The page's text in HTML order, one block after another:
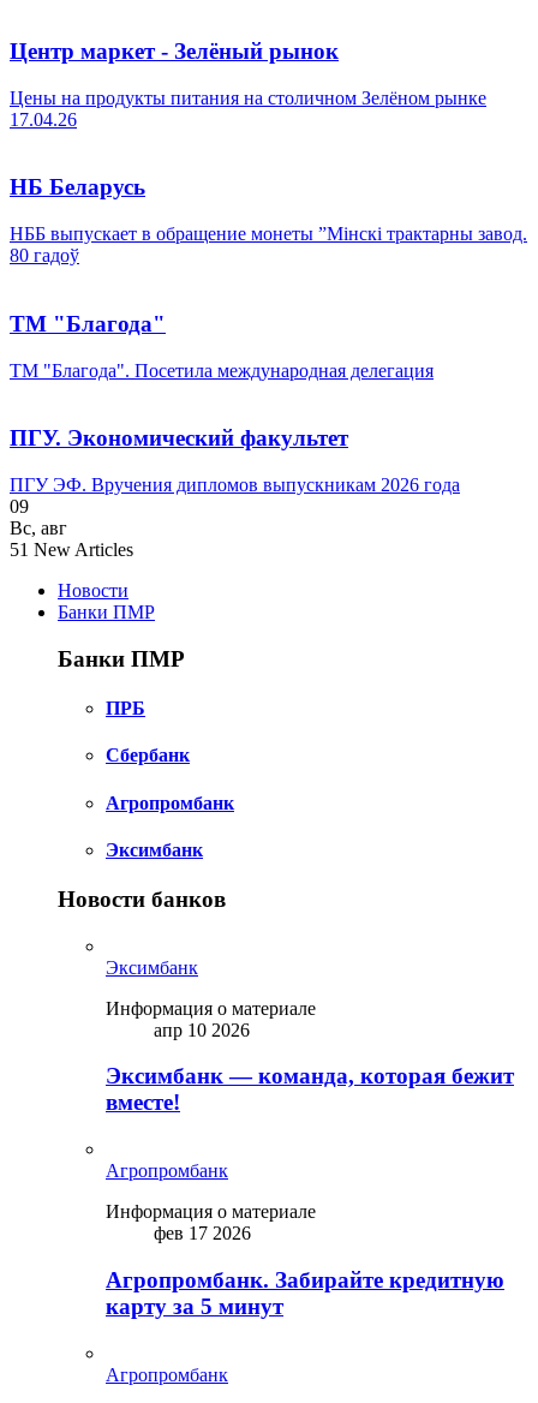
Центр маркет - Зелёный рынок
Цены на продукты питания на столичном Зелёном рынке
17.04.26
НБ Беларусь
НББ выпускает в обращение монеты ”Мінскі трактарны завод.
80 гадоў
ТМ "Благода"
ТМ "Благода". Посетила международная делегация
ПГУ. Экономический факультет
ПГУ ЭФ. Вручения дипломов выпускникам 2026 года
09
Вс, авг
51 New Articles
Новости
Банки ПМР
Банки ПМР
ПРБ
Сбербанк
Агропромбанк
Эксимбанк
Новости банков
Эксимбанк
Информация о материале
апр 10 2026
Эксимбанк — команда, которая бежит
вместе!
Агропромбанк
Информация о материале
фев 17 2026
Агропромбанк. Забирайте кредитную
карту за 5 минут
Агропромбанк